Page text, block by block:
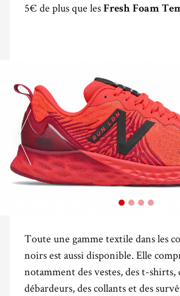
5€ de plus que les Fresh Foam
Toute une gamme textile dans les
noirs est aussi disponible. Elle
notamment des vestes, des t-shirts,
débardeurs, des collants et des